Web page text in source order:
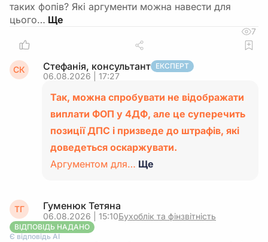
таких фопів? Які аргументи можна навести для
цього…
7
СК Стефанія, консультант ЕКСПЕРТ
06.08.2026 | 17:27
Так, можна спробувати не відображати
виплати ФОП у 4ДФ, але це суперечить
позиції ДПС і призведе до штрафів, які
доведеться оскаржувати.
Аргументом для… Ще
ТГ Гуменюк Тетяна
06.08.2026 | 15:10Бухоблік та фінзвітність
ВІДПОВІДЬ НАДАНО
Є відповідь АІ